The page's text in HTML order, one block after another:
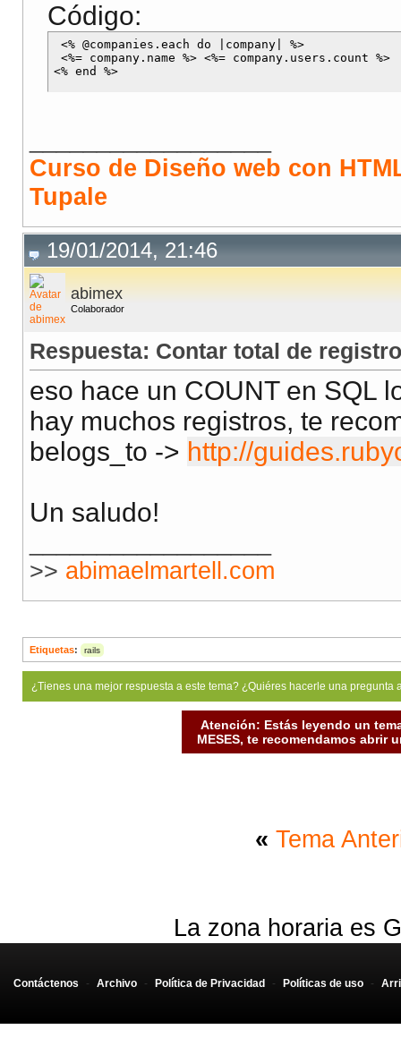
Código:
<% @companies.each do |company| %>
<%= company.name %> <%= company.users.count %>
Curso de Diseño web con
Tupale
19/01/2014, 21:46
abimex
Colaborador
Respuesta: Contar total de
eso hace un COUNT en SQL
hay muchos registros, te
belogs_to -> http://
Un saludo!
>> abimaelmartell.com
Etiquetas: rails
¿Tienes una mejor respuesta a este tema? ¿Quiéres hacerle una
Atención: Estás leyendo un
MESES, te recomendamos abrir
« Tema
La zona horaria es
Contáctenos - Archivo - Política de Privacidad - Políticas de uso -